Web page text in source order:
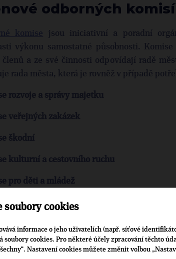
odborných komisí
jsou iniciativní a poradní
výkonu samostatné působnosti.
členů a ze své činnosti odpovídají radě
rada města, která je rovněž v případě
rozvoje a správy majetku
veřejných zakázek
škodní
kulturní a cestovního ruchu
pro děti a mládež
sociální a zdravotní
pro životní prostředí
komise
soubory cookies
informace o jeho uživatelích (např. síťové
cookies. Pro některé účely zpracování těchto
Nastavení cookies můžete změnit volbou